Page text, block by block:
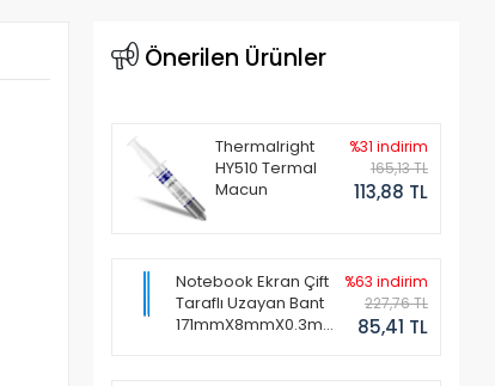
Önerilen Ürünler
Thermalright
HY510 Termal
Macun
%31 indirim
165,13 TL
113,88 TL
Notebook Ekran Çift
Taraflı Uzayan Bant
171mmX8mmX0.3mm
%63 indirim
227,76 TL
85,41 TL